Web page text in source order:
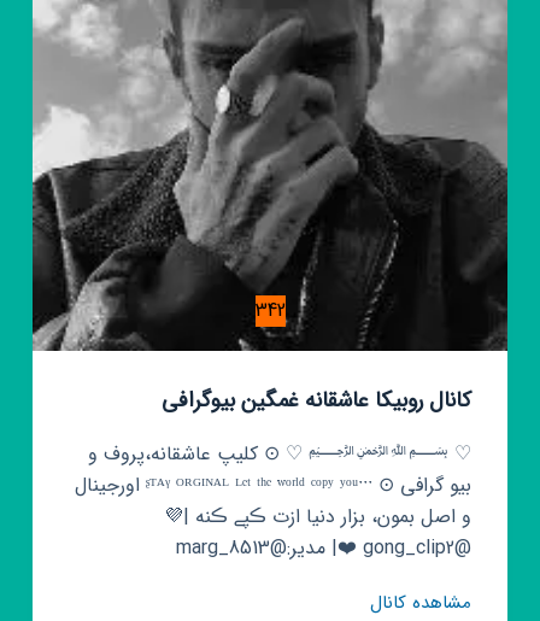
🔒
342
کانال روبیکا عاشقانه غمگین بیوگرافی
♡ ﷽ ♡ ⊙ کلیپ عاشقانه،پروف و
بیو گرافی ⊙ ᶳᵀᴬᵞ ᴼᴿᴳᴵᴺᴬᴸ ᴸᵉᵗ ᵗʰᵉ ʷᵒʳˡᵈ ᶜᵒᵖʸ ʸᵒᵘˑˑˑ اورجینال
و اصل بمون، بزار دنیا ازت ڪپے ڪنه |💜
@gong_clip2‌‌ ❤️| مدیر:@marg_8513
مشاهده کانالکانال